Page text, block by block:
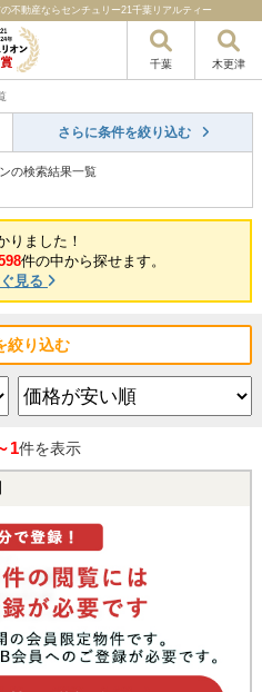
不動産ならセンチュリー21千葉リアルティー
千葉 木更津
さらに条件を絞り込む
の検索結果一覧
りました！
件の中から探せます。
見る
絞り込む
1件を表示